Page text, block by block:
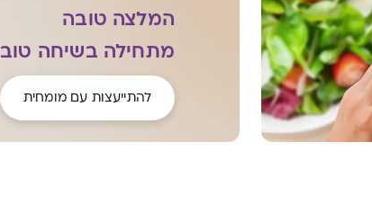
המלצה טובה
מתחילה בשיחה
להתייעצות עם מומחית